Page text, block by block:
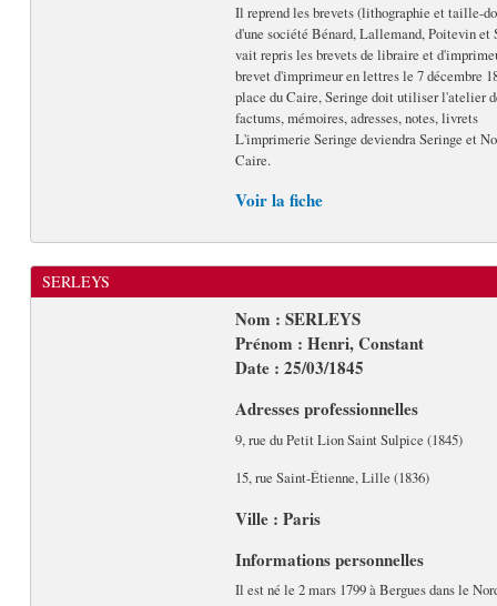
Il reprend les brevets (lithographie et taille-
d'une société Bénard, Lallemand, Poitevin et
vait repris les brevets de libraire et
brevet d'imprimeur en lettres le 7 décembre
place du Caire, Seringe doit utiliser l'atelier
factums, mémoires, adresses, notes, livrets
L'imprimerie Seringe deviendra Seringe et
Caire.
Voir la fiche
SERLEYS
Nom : SERLEYS
Prénom : Henri, Constant
Date : 25/03/1845
Adresses professionnelles
9, rue du Petit Lion Saint Sulpice (1845)
15, rue Saint-Étienne, Lille (1836)
Ville : Paris
Informations personnelles
Il est né le 2 mars 1799 à Bergues dans le